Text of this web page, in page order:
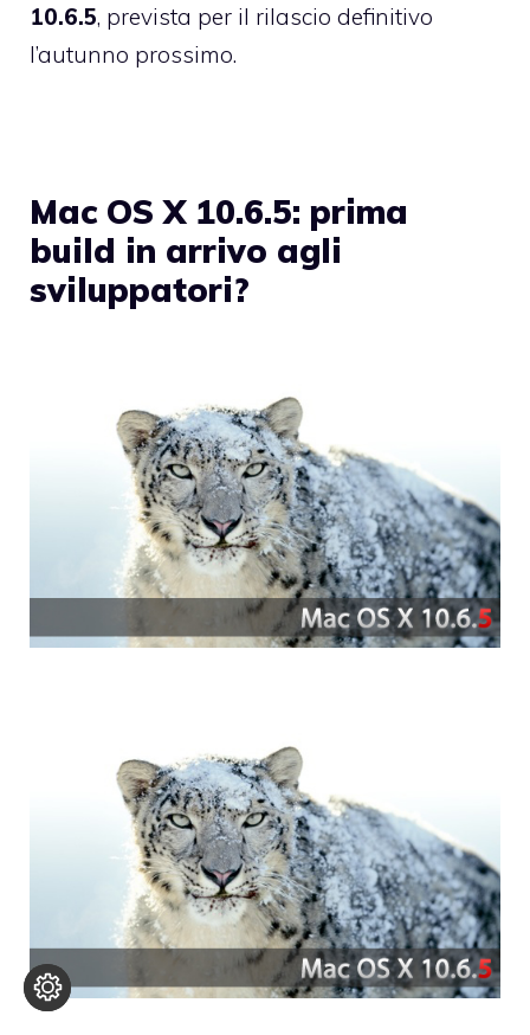
10.6.5, prevista per il rilascio definitivo
l’autunno prossimo.
Mac OS X 10.6.5: prima
build in arrivo agli
sviluppatori?